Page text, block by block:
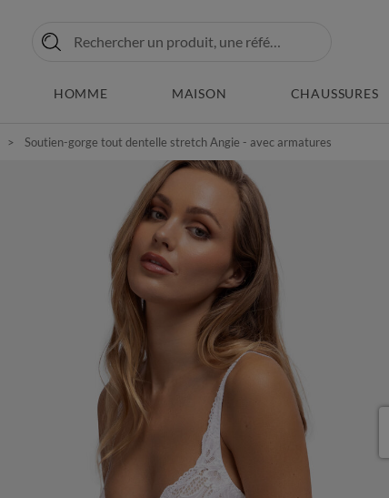
HOMME MAISON CHAUSSURES
Soutien-gorge tout dentelle stretch Angie - avec armatures